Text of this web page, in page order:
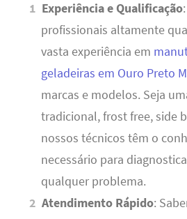
Experiência e Qualificação
profissionais altamente
vasta experiência em
geladeiras em Ouro Preto
marcas e modelos. Seja
tradicional, frost free, side
nossos técnicos têm o
necessário para
qualquer problema.
Atendimento Rápido: